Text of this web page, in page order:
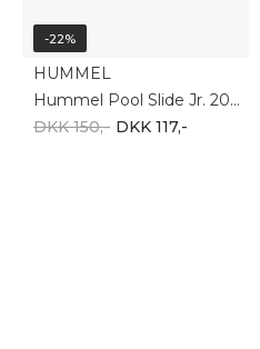
-22%
HUMMEL
Hummel Pool Slide Jr. 204050-2001
DKK 150,- DKK 117,-